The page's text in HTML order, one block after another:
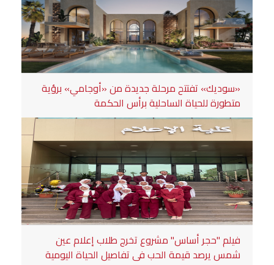
«سوديك» تفتتح مرحلة جديدة من «أوجامي» برؤية
متطورة للحياة الساحلية برأس الحكمة
فيلم "حجر أساس" مشروع تخرج طلاب إعلام عين
شمس يرصد قيمة الحب في تفاصيل الحياة اليومية